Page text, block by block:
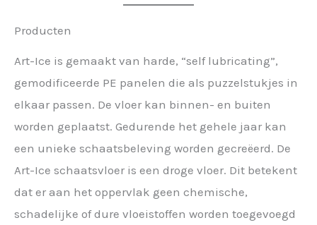
Producten
Art-Ice is gemaakt van harde, “self lubricating”,
gemodificeerde PE panelen die als puzzelstukjes in
elkaar passen. De vloer kan binnen- en buiten
worden geplaatst. Gedurende het gehele jaar kan
een unieke schaatsbeleving worden gecreëerd. De
Art-Ice schaatsvloer is een droge vloer. Dit betekent
dat er aan het oppervlak geen chemische,
schadelijke of dure vloeistoffen worden toegevoegd